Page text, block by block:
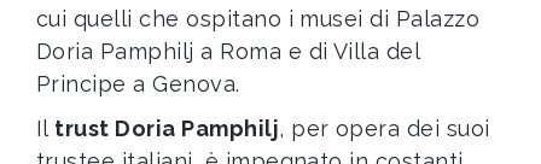
cui quelli che ospitano i musei di Palazzo
Doria Pamphilj a Roma e di Villa del
Principe a Genova.
Il trust Doria Pamphilj, per opera dei suoi